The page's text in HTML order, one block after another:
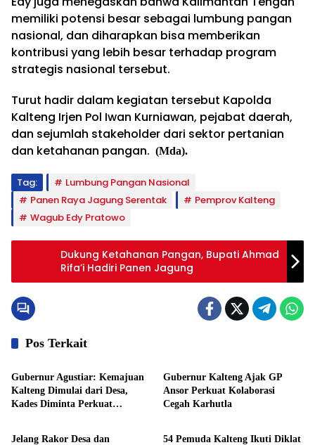
memiliki potensi besar sebagai lumbung pangan
nasional, dan diharapkan bisa memberikan
kontribusi yang lebih besar terhadap program
strategis nasional tersebut.
Turut hadir dalam kegiatan tersebut Kapolda
Kalteng Irjen Pol Iwan Kurniawan, pejabat daerah,
dan sejumlah stakeholder dari sektor pertanian
dan ketahanan pangan. (Mda).
Tag:
Lumbung Pangan Nasional
Panen Raya Jagung Serentak
Pemprov Kalteng
Wagub Edy Pratowo
Dukung Ketahanan Pangan, Bupati Ahmad
Rifa’i Hadiri Panen Jagung
Pos Terkait
Pemprov Kalteng
Gubernur Agustiar: Kemajuan
Kalteng Dimulai dari Desa,
Kades Diminta Perkuat
Gubernur Kalteng Ajak GP
Ansor Perkuat Kolaborasi
Cegah Karhutla
Pemprov Kalteng
Jelang Rakor Desa dan
Pemprov Kalteng
54 Pemuda Kalteng Ikuti Diklat